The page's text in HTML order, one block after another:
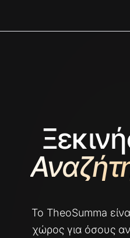
Το TheoSumma
χώρος για όσους